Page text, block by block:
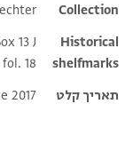
Collection
Historical
shelfmarks
13 J
fol. 18
תאריך קלט
2017